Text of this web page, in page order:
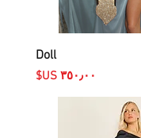
Doll
السعر